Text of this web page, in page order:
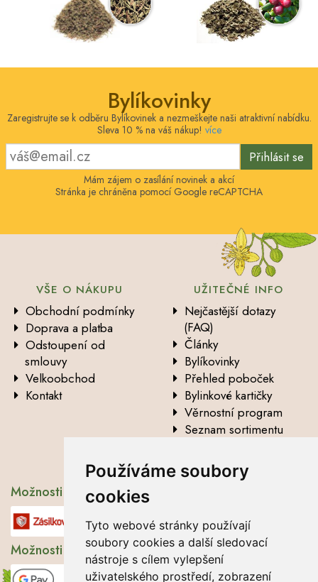
Používáme soubory
cookies
Tyto webové stránky používají
soubory cookies a další sledovací
nástroje s cílem vylepšení
uživatelského prostředí, zobrazení
Bylíkovinky
Zaregistrujte se k odběru Bylíkovinek a nezmeškejte naši atraktivní nabídku.
Sleva 10 % na váš nákup! více
Přihlásit se
Mám zájem o zasílání novinek a akcí
Stránka je chráněna pomocí Google reCAPTCHA
VŠE O NÁKUPU
Obchodní podmínky
Doprava a platba
Odstoupení od
smlouvy
Velkoobchod
Kontakt
UŽITEČNÉ INFO
Nejčastější dotazy
(FAQ)
Články
Bylíkovinky
Přehled poboček
Bylinkové kartičky
Věrnostní program
Seznam sortimentu
údajů
Možnosti dopravy
Možnosti platby